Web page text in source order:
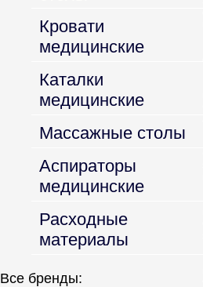
Кровати
медицинские
Каталки
медицинские
Массажные столы
Аспираторы
медицинские
Расходные
материалы
Все бренды: